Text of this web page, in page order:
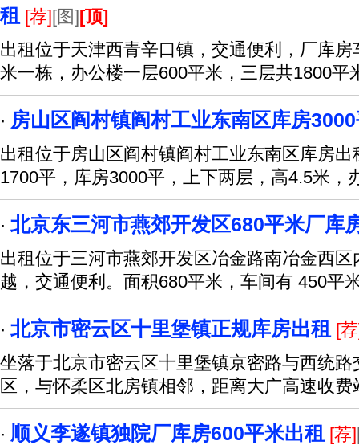
租 [荐][图][顶]
出租位于天津西青辛口镇，交通便利，厂库
米一栋，办公楼一层600平米，三层共1800平
· 房山区阎村镇阎村工业东南区库房
出租位于房山区阎村镇阎村工业东南区库房
1700平，库房3000平，上下两层，高4.5米，
· 北京东三河市燕郊开发区680平米厂库
出租位于三河市燕郊开发区冶金路南冶金西
越，交通便利。面积680平米，车间有 450平
· 北京市密云区十里堡镇正规库房出租 [
坐落于北京市密云区十里堡镇京密路与西统
区，与怀柔区北房镇相邻，距离大广高速收费
· 顺义李遂镇独院厂库房600平米出租 [荐]